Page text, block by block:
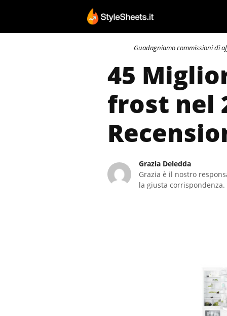
contenuto
Guadagniamo commissioni di
45
frost nel
Grazia Deledda
Grazia è il nostro
la giusta